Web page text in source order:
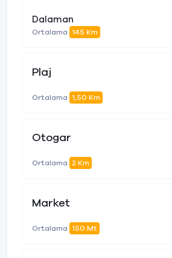
Dalaman
Ortalama 145 Km
Plaj
Ortalama 1,50 Km
Otogar
Ortalama 2 Km
Market
Ortalama 150 Mt